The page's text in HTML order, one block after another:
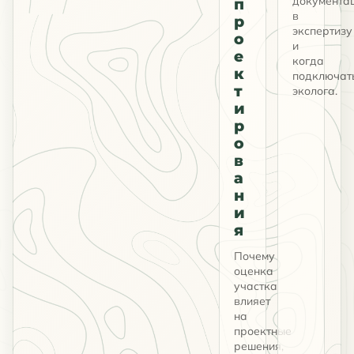
п
р
о
е
к
т
и
р
о
в
а
н
и
я
Почему
оценка
участка
влияет
на
проектные
решения,
в
экспертизу
и
когда
эколога.